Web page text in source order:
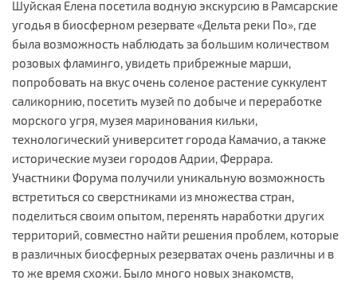
Шуйская Елена посетила водную экскурсию в Рамсарские
угодья в биосферном резервате «Дельта реки По», где
была возможность наблюдать за большим количеством
розовых фламинго, увидеть прибрежные марши,
попробовать на вкус очень соленое растение суккулент
саликорнию, посетить музей по добыче и переработке
морского угря, музея маринования кильки,
технологический университет города Камачио, а также
исторические музеи городов Адрии, Феррара.
Участники Форума получили уникальную возможность
встретиться со сверстниками из множества стран,
поделиться своим опытом, перенять наработки других
территорий, совместно найти решения проблем, которые
в различных биосферных резерватах очень различны и в
то же время схожи. Было много новых знакомств,